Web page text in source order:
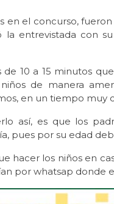
en el concurso,
la entrevistada con
de 10 a 15 minutos
de manera
en un tiempo muy
así, es que los
pues por su edad
hacer los niños en
por whatsap donde